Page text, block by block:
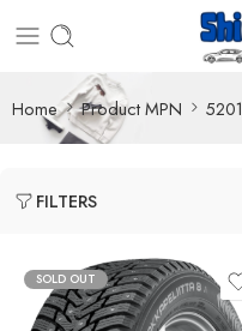
Home Product MPN 5201
FILTERS
SOLD OUT